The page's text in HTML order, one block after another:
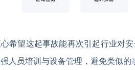
希望这起事故能再次引起行业对
人员培训与设备管理，避免类似的